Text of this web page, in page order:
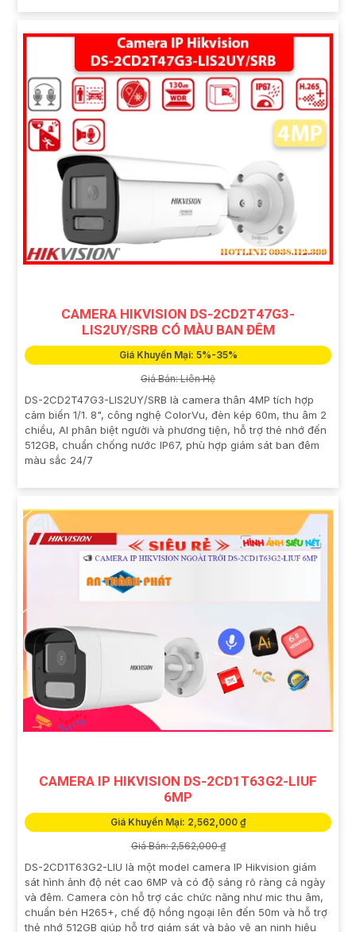
CAMERA HIKVISION DS-2CD2T47G3-
LIS2UY/SRB CÓ MÀU BAN ĐÊM
Giá Khuyến Mại: 5%-35%
Giá Bán: Liên Hệ
DS-2CD2T47G3-LIS2UY/SRB là camera thân 4MP tích hợp
cảm biến 1/1. 8", công nghệ ColorVu, đèn kép 60m, thu âm 2
chiều, AI phân biệt người và phương tiện, hỗ trợ thẻ nhớ đến
512GB, chuẩn chống nước IP67, phù hợp giám sát ban đêm
màu sắc 24/7
CAMERA IP HIKVISION DS-2CD1T63G2-LIUF
6MP
Giá Khuyến Mại: 2,562,000 ₫
Giá Bán: 2,562,000 ₫
DS-2CD1T63G2-LIU là một model camera IP Hikvision giám
sát hình ảnh độ nét cao 6MP và có độ sáng rõ ràng cả ngày
và đêm. Camera còn hỗ trợ các chức năng như mic thu âm,
chuẩn bén H265+, chế độ hồng ngoại lên đến 50m và hỗ trợ
thẻ nhớ 512GB giúp hỗ trợ giám sát và bảo vệ an ninh hiệu